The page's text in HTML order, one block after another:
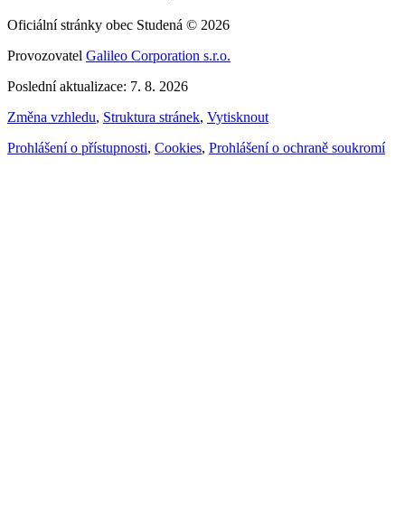
Oficiální stránky obec Studená © 2026
Provozovatel Galileo Corporation s.r.o.
Poslední aktualizace: 7. 8. 2026
Změna vzhledu, Struktura stránek, Vytisknout
Prohlášení o přístupnosti, Cookies, Prohlášení o ochraně soukromí